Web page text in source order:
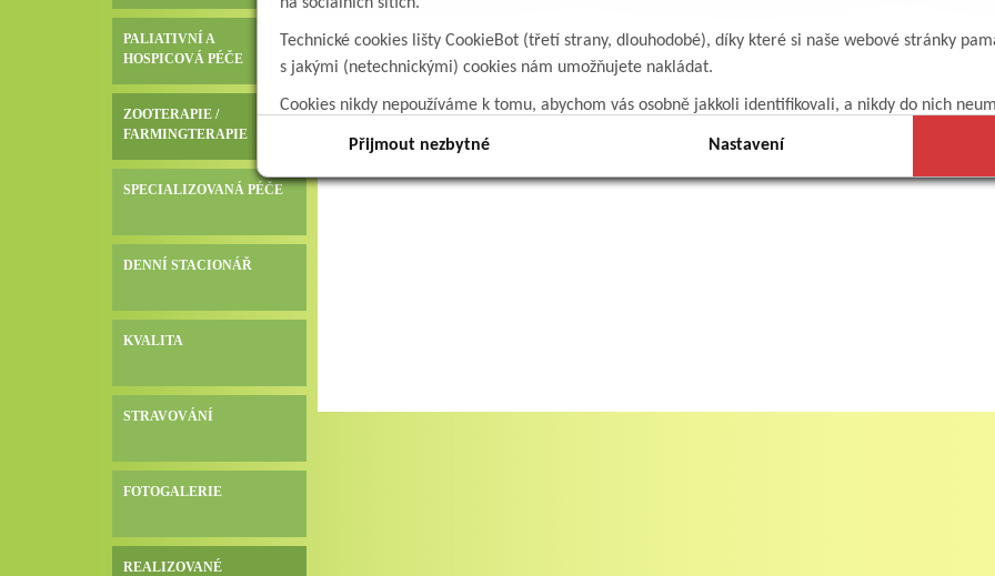
PALIATIVNÍ A
HOSPICOVÁ PÉČE
ZOOTERAPIE /
FARMINGTERAPIE
SPECIALIZOVANÁ PÉČE
DENNÍ STACIONÁŘ
KVALITA
STRAVOVÁNÍ
FOTOGALERIE
REALIZOVANÉ
Technické cookies lišty CookieBot (třetí strany, dlouhodobé), díky které si naše webové stránky
s jakými (netechnickými) cookies nám umožňujete nakládat.
Cookies nikdy nepoužíváme k tomu, abychom vás osobně jakkoli identifikovali, a nikdy do nich
Přijmout nezbytné Nastavení